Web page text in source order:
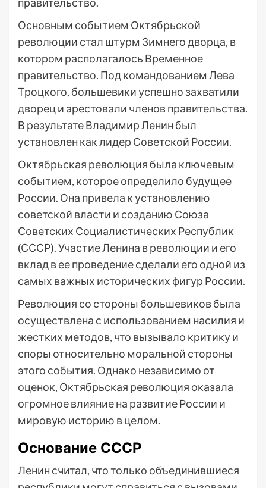
Основным событием Октябрьской
революции стал штурм Зимнего дворца, в
котором располагалось Временное
правительство. Под командованием Лева
Троцкого, большевики успешно захватили
дворец и арестовали членов правительства.
В результате Владимир Ленин был
установлен как лидер Советской России.
Октябрьская революция была ключевым
событием, которое определило будущее
России. Она привела к установлению
советской власти и созданию Союза
Советских Социалистических Республик
(СССР). Участие Ленина в революции и его
вклад в ее проведение сделали его одной из
самых важных исторических фигур России.
Революция со стороны большевиков была
осуществлена с использованием насилия и
жестких методов, что вызывало критику и
споры относительно моральной стороны
этого события. Однако независимо от
оценок, Октябрьская революция оказала
огромное влияние на развитие России и
мировую историю в целом.
Основание СССР
Ленин считал, что только объединившиеся